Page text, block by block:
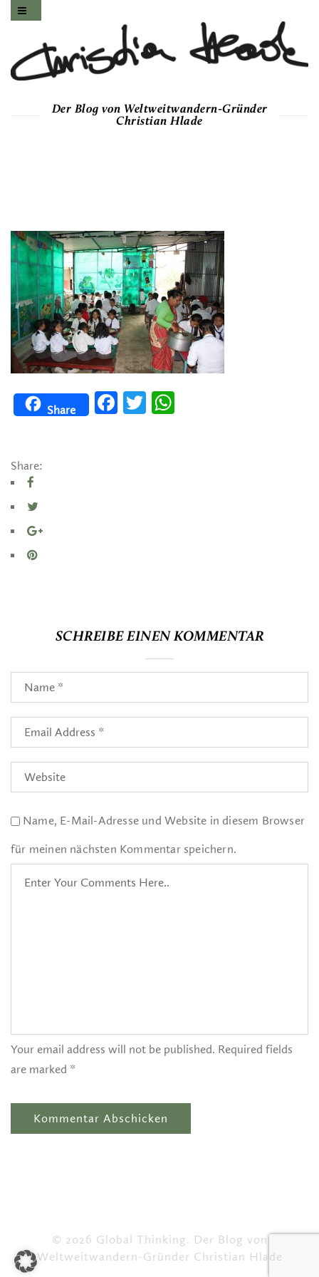
Der Blog von Weltweitwandern-Gründer
Christian Hlade
Share
FacebookTwitter
Share:
SCHREIBE EINEN KOMMENTAR
Name, E-Mail-Adresse und Website in diesem Browser
für meinen nächsten Kommentar speichern.
Your email address will not be published. Required fields
are marked *
© 2026 Global Thinking. Der Blog von
Weltweitwandern-Gründer Christian Hlade